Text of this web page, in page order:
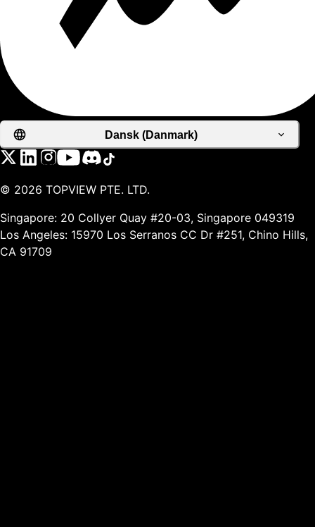
Dansk (Danmark)
© 2026 TOPVIEW PTE. LTD.
Singapore: 20 Collyer Quay #20-03, Singapore 049319
Los Angeles: 15970 Los Serranos CC Dr #251, Chino Hills,
CA 91709